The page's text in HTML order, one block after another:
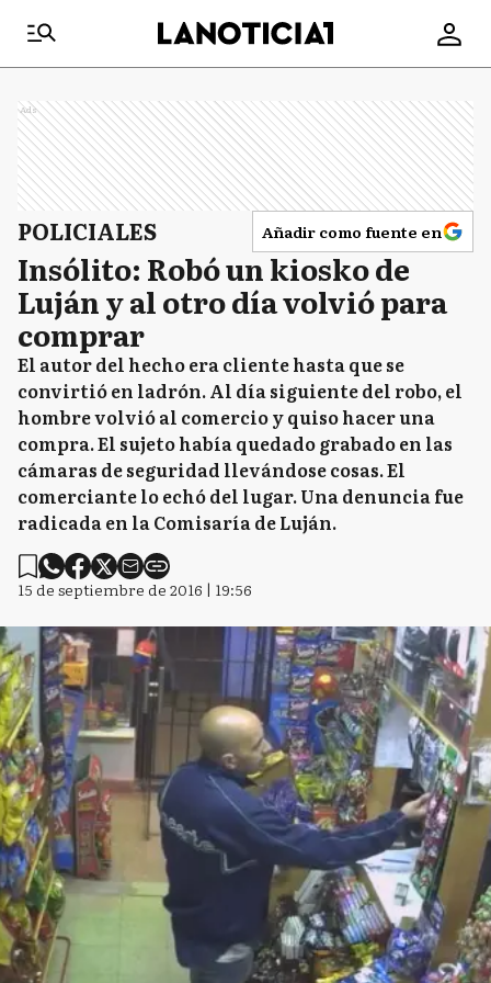
Ads
POLICIALES Añadir como fuente en
Insólito: Robó un kiosko de
Luján y al otro día volvió para
comprar
El autor del hecho era cliente hasta que se
convirtió en ladrón. Al día siguiente del robo, el
hombre volvió al comercio y quiso hacer una
compra. El sujeto había quedado grabado en las
cámaras de seguridad llevándose cosas. El
comerciante lo echó del lugar. Una denuncia fue
radicada en la Comisaría de Luján.
15 de septiembre de 2016 | 19:56